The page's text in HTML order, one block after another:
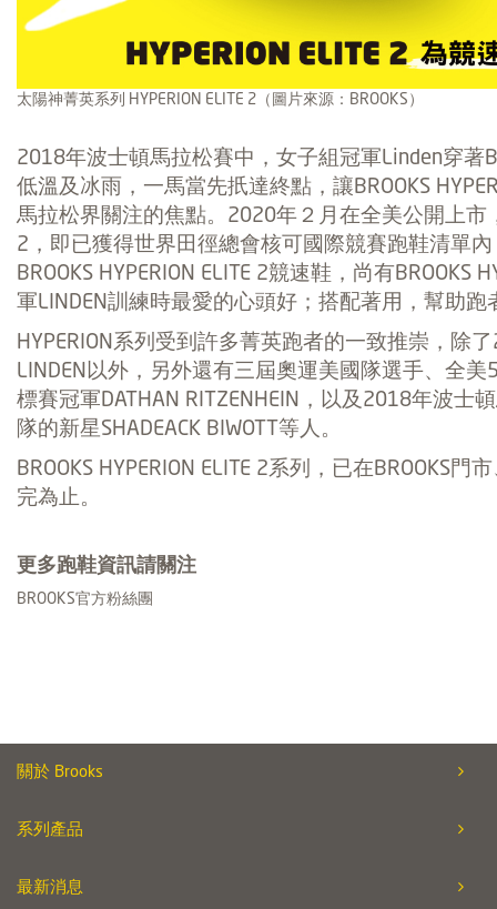
太陽神菁英系列 HYPERION ELITE 2（圖片來源：BROOKS）
2018年波士頓馬拉松賽中，女子組冠軍Linden穿著
低溫及冰雨，一馬當先扺達終點，讓BROOKS
馬拉松界關注的焦點。2020年２月在全美公開上市
2，即已獲得世界田徑總會核可國際競賽跑鞋清單
BROOKS HYPERION ELITE 2競速鞋，尚有BROOKS
軍LINDEN訓練時最愛的心頭好；搭配著用，幫助跑
HYPERION系列受到許多菁英跑者的一致推崇，除
LINDEN以外，另外還有三屆奧運美國隊選手、全
標賽冠軍DATHAN RITZENHEIN，以及2018年波士
隊的新星SHADEACK BIWOTT等人。
BROOKS HYPERION ELITE 2系列，已在BROOKS
完為止。
更多跑鞋資訊請關注
BROOKS官方粉絲團
關於 Brooks
系列產品
最新消息